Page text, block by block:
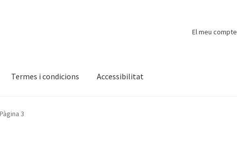
El meu compte
Termes i condicions Accessibilitat
Finalitzar compra
Pàgina 3